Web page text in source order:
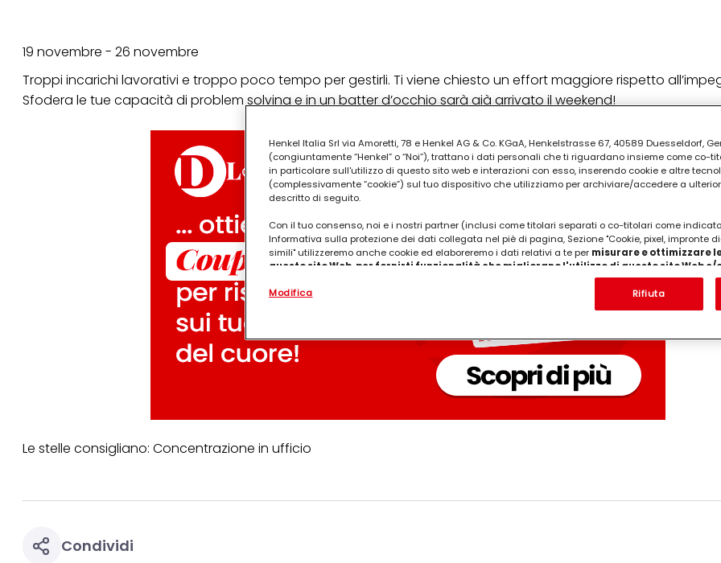
19 novembre - 26 novembre
Troppi incarichi lavorativi e troppo poco tempo per gestirli. Ti viene chiesto un effort maggiore rispetto
Sfodera le tue capacità di problem solving e in un batter d’occhio sarà già arrivato il weekend!
Le stelle consigliano: Concentrazione in ufficio
Condividi
Henkel Italia Srl via Amoretti, 78 e Henkel AG & Co. KGaA, Henkelstrasse 67, 40589 Duesseldorf,
(congiuntamente “Henkel” o “Noi”), trattano i dati personali che ti riguardano insieme come co-
in particolare sull'utilizzo di questo sito web e interazioni con esso, inserendo cookie e altre
(complessivamente “cookie”) sul tuo dispositivo che utilizziamo per archiviare/accedere a
descritto di seguito.
Con il tuo consenso, noi e i nostri partner (inclusi come titolari separati o co-titolari come
Informativa sulla protezione dei dati collegata nel piè di pagina, Sezione "Cookie, pixel, impronte
simili" utilizzeremo anche cookie ed elaboreremo i dati relativi a te per misurare e ottimizzare
questo sito Web, per fornirti funzionalità che migliorano l'utilizzo di questo sito Web e/
. Analizzeremo il tuo utilizzo di questo sito Web e le tue interazioni commerciali
(rispettivamente dell'azienda per cui lavori) per) e su tale base tracciare i tuoi acquisti dei nostri
terzi, conservare le nostre informazioni sulle entità commerciali e creare profili individuali su di te
identificati) su questo sito web e altri media (di terzi) tramite i dispositivi assegnati a te o alla tua
misurare e ottimizzare il successo delle campagne pubblicitarie.
Puoi trovare maggiori informazioni sul trattamento dei tuoi dati nella nostra Informativa sulla
periodo di conservazione, consultare le informazioni dettagliate su ciascun cookie disponibili
per uno o più degli scopi sopra menzionati. Cliccando su "Accetta tutto", acconsenti all'uso dei
Modifica Rifiuta